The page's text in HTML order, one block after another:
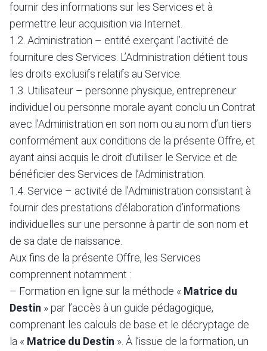
fournir des informations sur les Services et à
permettre leur acquisition via Internet.
1.2. Administration – entité exerçant l’activité de
fourniture des Services. L’Administration détient tous
les droits exclusifs relatifs au Service.
1.3. Utilisateur – personne physique, entrepreneur
individuel ou personne morale ayant conclu un Contrat
avec l’Administration en son nom ou au nom d’un tiers
conformément aux conditions de la présente Offre, et
ayant ainsi acquis le droit d’utiliser le Service et de
bénéficier des Services de l’Administration.
1.4. Service – activité de l’Administration consistant à
fournir des prestations d’élaboration d’informations
individuelles sur une personne à partir de son nom et
de sa date de naissance.
Aux fins de la présente Offre, les Services
comprennent notamment :
– Formation en ligne sur la méthode « Matrice du
Destin » par l’accès à un guide pédagogique,
comprenant les calculs de base et le décryptage de
la « Matrice du Destin ». À l’issue de la formation, un